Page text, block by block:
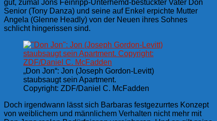
gut, zumal Jons Feinripp-Unterhemd-bestückter Vater Don
Senior (Tony Danza) und seine auf Enkel erpichte Mutter
Angela (Glenne Headly) von der Neuen ihres Sohnes
schlicht hingerissen sind.
„Don Jon“: Jon (Joseph Gordon-Levitt)
staubsaugt sein Apartment.
Copyright: ZDF/Daniel C. McFadden
Doch irgendwann lässt sich Barbaras festgezurrtes Konzept
von weiblichem und männlichem Verhalten nicht mehr mit